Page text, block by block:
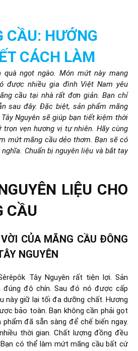
CẦU: HƯỚNG
CÁCH LÀM
ngọt ngào. Món mứt này mang
được nhiều gia đình Việt Nam yêu
cầu tại nhà rất đơn giản. Bạn chỉ
sau đây. Đặc biệt, sản phẩm mãng
Nguyên sẽ giúp bạn tiết kiệm thời
trọn vẹn hương vị tự nhiên. Hãy cùng
mứt mãng cầu dẻo thơm. Bạn sẽ có
Chuẩn bị nguyên liệu và bắt tay
LIỆU CHO
CẦU
CỦA MÃNG CẦU ĐÔNG
NGUYÊN
Tây Nguyên rất tiện lợi. Sản
đúng độ chín. Sau đó nó được cấp
này giữ lại tối đa dưỡng chất. Hương
bảo toàn. Bạn không cần phải gọt
đã sẵn sàng để chế biến ngay.
thời gian. Chất lượng đồng đều
có thể làm mứt mãng cầu bất cứ